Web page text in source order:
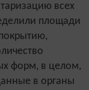
всех
площади
форм, в целом,
в органы